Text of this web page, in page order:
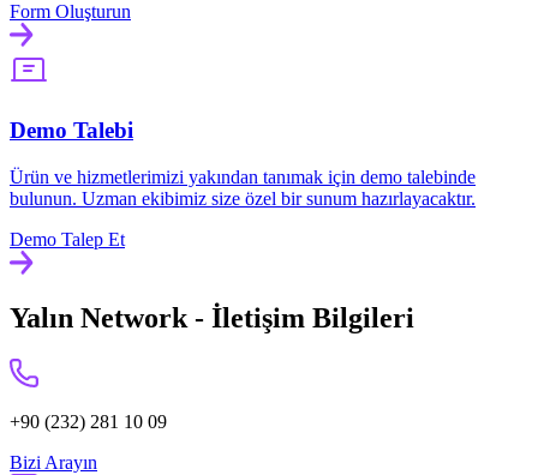
Form Oluşturun
Demo Talebi
Ürün ve hizmetlerimizi yakından tanımak için demo talebinde
bulunun. Uzman ekibimiz size özel bir sunum hazırlayacaktır.
Demo Talep Et
Yalın Network - İletişim Bilgileri
+90 (232) 281 10 09
Bizi Arayın